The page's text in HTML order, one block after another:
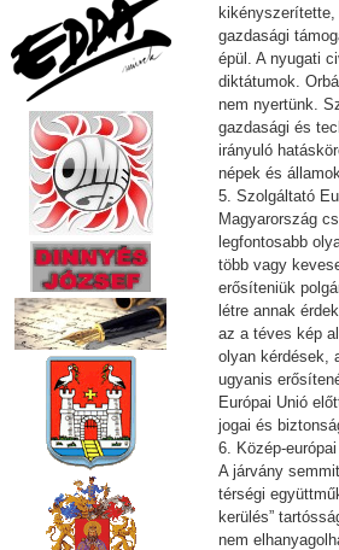
gazdasági
épül. A nyugati
diktátumok.
nem nyertünk.
gazdasági és
irányuló
népek és
5. Szolgáltató
Magyarország
legfontosabb
több vagy
erősíteniük
létre annak
az a téves kép
olyan kérdések,
ugyanis
Európai Unió
jogai és
6. Közép-
A járvány
térségi
kerülés”
nem